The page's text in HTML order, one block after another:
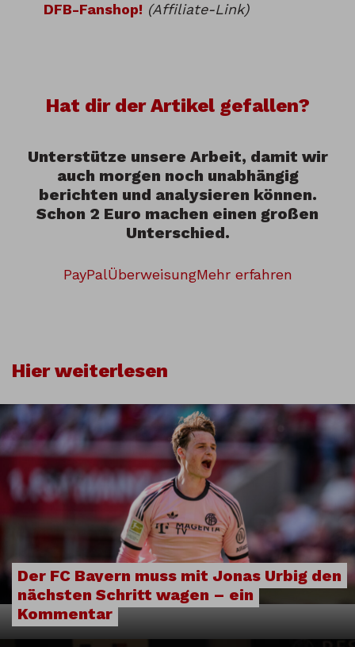
DFB-Fanshop! (Affiliate-Link)
Hat dir der Artikel gefallen?
Unterstütze unsere Arbeit, damit wir
auch morgen noch unabhängig
berichten und analysieren können.
Schon 2 Euro machen einen großen
Unterschied.
PayPalÜberweisungMehr erfahren
Hier weiterlesen
Der FC Bayern muss mit Jonas Urbig den
nächsten Schritt wagen – ein
Kommentar